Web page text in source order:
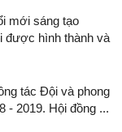
mới sáng tạo
được hình thành và
tác Đội và phong
- 2019. Hội đồng ...